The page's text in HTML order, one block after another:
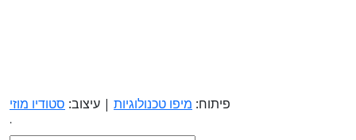
פיתוח: מיפו טכנולוגיות | עיצוב: סטודיו מוזי
.